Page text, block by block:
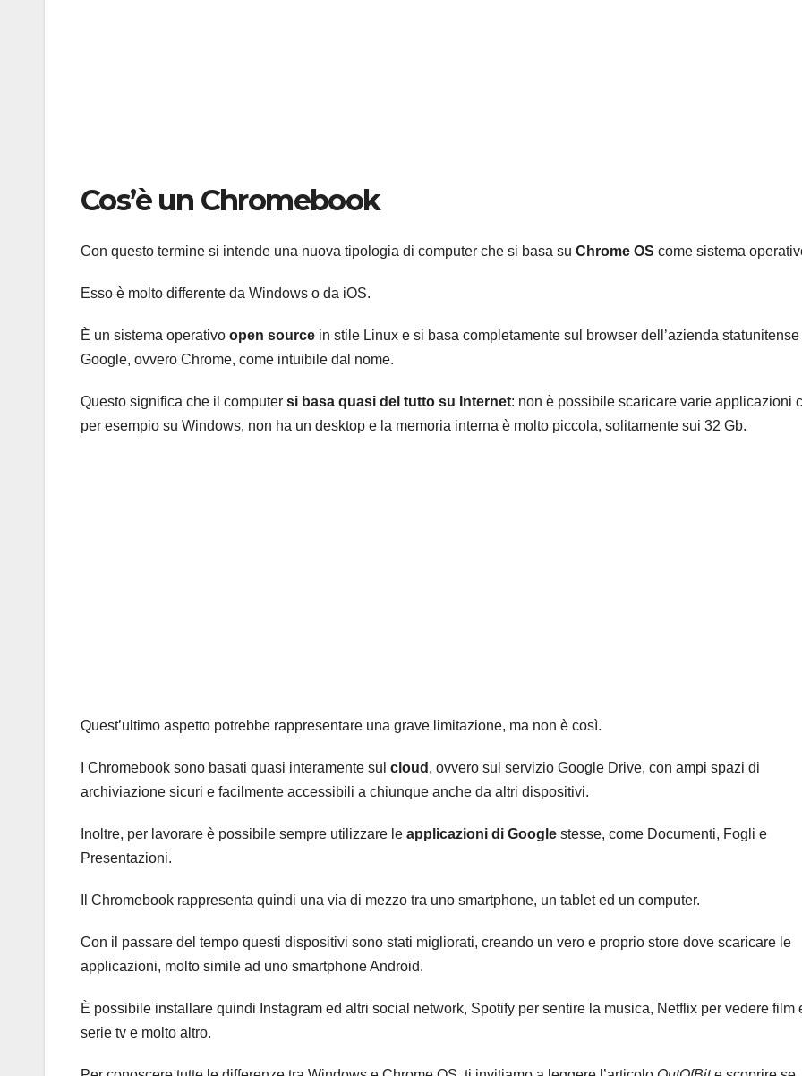
Cos’è un Chromebook
Con questo termine si intende una nuova tipologia di computer che si basa su Chrome OS come sistema
Esso è molto differente da Windows o da iOS.
È un sistema operativo open source in stile Linux e si basa completamente sul browser dell’azienda
Google, ovvero Chrome, come intuibile dal nome.
Questo significa che il computer si basa quasi del tutto su Internet: non è possibile scaricare varie applicazioni
per esempio su Windows, non ha un desktop e la memoria interna è molto piccola, solitamente sui 32 Gb.
Quest’ultimo aspetto potrebbe rappresentare una grave limitazione, ma non è così.
I Chromebook sono basati quasi interamente sul cloud , ovvero sul servizio Google Drive, con ampi spazi di
archiviazione sicuri e facilmente accessibili a chiunque anche da altri dispositivi.
Inoltre, per lavorare è possibile sempre utilizzare le applicazioni di Google stesse, come Documenti, Fogli e
Presentazioni.
Il Chromebook rappresenta quindi una via di mezzo tra uno smartphone, un tablet ed un computer.
Con il passare del tempo questi dispositivi sono stati migliorati, creando un vero e proprio store dove scaricare le
applicazioni, molto simile ad uno smartphone Android.
È possibile installare quindi Instagram ed altri social network, Spotify per sentire la musica, Netflix per vedere film
serie tv e molto altro.